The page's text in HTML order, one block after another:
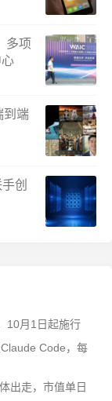
多项
到端
创
10月1日起施行
Code，每
出走，市值单日